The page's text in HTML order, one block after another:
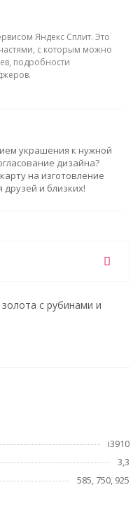
Яндекс Сплит. Это
с которым можно
подробности
украшения к нужной
дизайна?
на изготовление
и близких!
с рубинами и
i3910
3,3
585, 750, 925